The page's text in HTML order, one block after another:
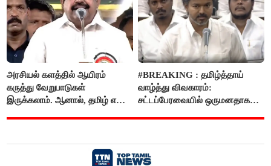
அறிவிப்பு..!
அரசியல் களத்தில் ஆயிரம்
கருத்து வேறுபாடுகள்
இருக்கலாம். ஆனால், தமிழ் என்று
#BREAKING : தமிழ்த்தாய்
வாழ்த்து விவகாரம்:
சட்டப்பேரவையில் ஒருமனதாக